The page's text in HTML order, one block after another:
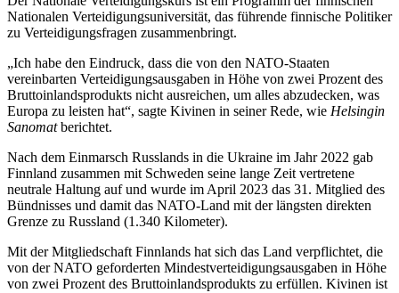
Nationalen Verteidigungsuniversität, das führende finnische Politiker
zu Verteidigungsfragen zusammenbringt.
„Ich habe den Eindruck, dass die von den NATO-Staaten
vereinbarten Verteidigungsausgaben in Höhe von zwei Prozent des
Bruttoinlandsprodukts nicht ausreichen, um alles abzudecken, was
Europa zu leisten hat“, sagte Kivinen in seiner Rede, wie Helsingin
Sanomatberichtet.
Nach dem Einmarsch Russlands in die Ukraine im Jahr 2022 gab
Finnland zusammen mit Schweden seine lange Zeit vertretene
neutrale Haltung auf und wurde im April 2023 das 31. Mitglied des
Bündnisses und damit das NATO-Land mit der längsten direkten
Grenze zu Russland (1.340 Kilometer).
Mit der Mitgliedschaft Finnlands hat sich das Land verpflichtet, die
von der NATO geforderten Mindestverteidigungsausgaben in Höhe
von zwei Prozent des Bruttoinlandsprodukts zu erfüllen. Kivinen ist